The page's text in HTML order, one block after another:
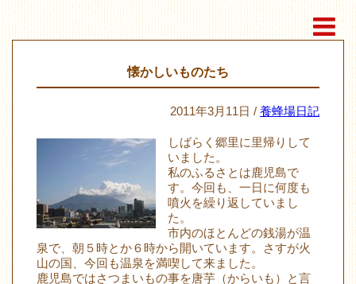
懐かしいものたち
2011年3月11日 / 養蜂場日記
しばらく郷里に里帰りして
いました。
私のふるさとは鹿児島で
す。今回も、一日に何度も
噴火を繰り返していまし
た。
市内のほとんどの銭湯が温
泉で、朝５時とか６時から開いています。さすが火
山の国、今回も温泉を満喫して来ました。
鹿児島ではさつまいもの事を唐芋（からいも）と言